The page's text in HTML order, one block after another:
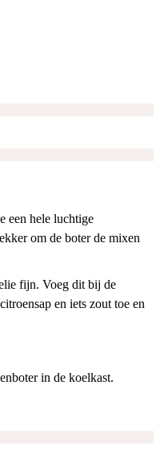
een hele luchtige
om de boter de mixen
fijn. Voeg dit bij de
en iets zout toe en